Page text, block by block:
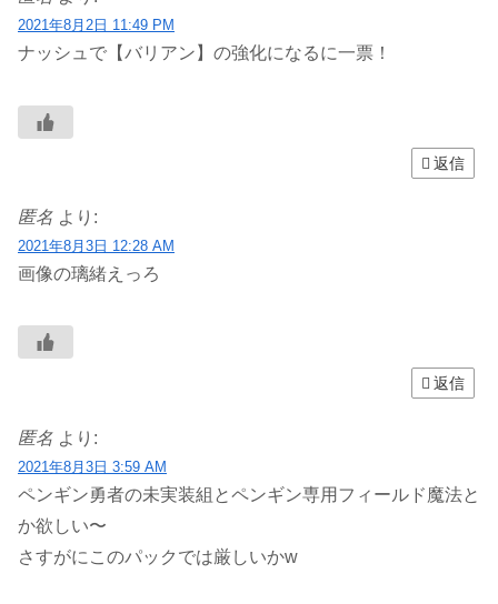
2021年8月2日 11:49 PM
ナッシュで【バリアン】の強化になるに一票！
返信
匿名 より:
2021年8月3日 12:28 AM
画像の璃緒えっろ
返信
匿名 より:
2021年8月3日 3:59 AM
ペンギン勇者の未実装組とペンギン専用フィールド魔法と
か欲しい〜
さすがにこのパックでは厳しいかw